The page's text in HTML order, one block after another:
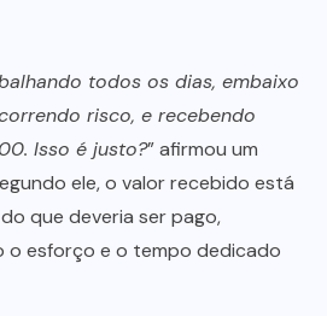
todos os dias, embaixo
risco, e recebendo
Isso é justo?” afirmou um
ele, o valor recebido está
que deveria ser pago,
o esforço e o tempo dedicado